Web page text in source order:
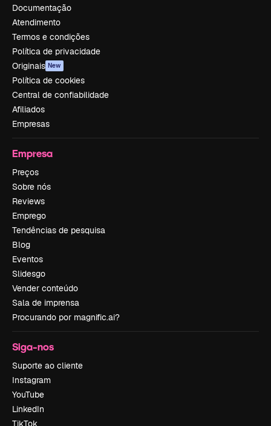
Documentação
Atendimento
Termos e condições
Política de privacidade
Originais New
Política de cookies
Central de confiabilidade
Afiliados
Empresas
Empresa
Preços
Sobre nós
Reviews
Emprego
Tendências de pesquisa
Blog
Eventos
Slidesgo
Vender conteúdo
Sala de imprensa
Procurando por magnific.ai?
Siga-nos
Suporte ao cliente
Instagram
YouTube
LinkedIn
TikTok